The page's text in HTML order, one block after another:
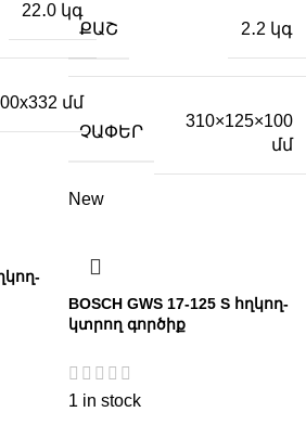
22․0 կգ
մմ
ՔԱՇ 2․2 կգ
ՉԱՓԵՐ
310×125×100
մմ
New
BOSCH GWS 17-125 S հղկող-
կտրող գործիք
1 in stock